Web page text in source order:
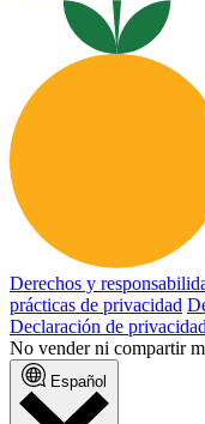
Derechos y
prácticas de privacidad
Declaración de
No vender ni compartir
Español